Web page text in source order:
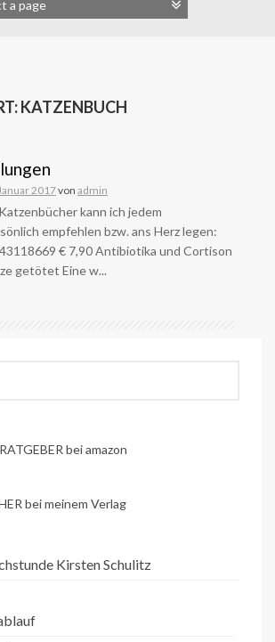
KATZENBUCH
2017von admin
kann ich jedem
empfehlen bzw. ans Herz legen:
€ 7,90 Antibiotika und Cortison
getötet Eine w...
bei amazon
bei meinem Verlag
Kirsten Schulitz